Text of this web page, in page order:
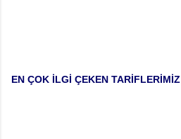
EN ÇOK İLGİ ÇEKEN TARİFLERİMİZ